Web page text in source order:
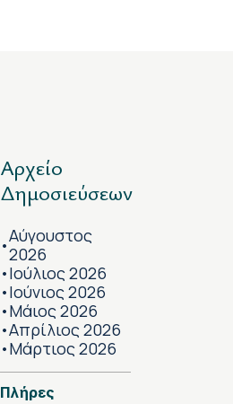
Αρχείο
Δημοσιεύσεων
•Αύγουστος
2026
•Ιούλιος 2026
•Ιούνιος 2026
•Μάιος 2026
•Απρίλιος 2026
•Μάρτιος 2026
Πλήρες